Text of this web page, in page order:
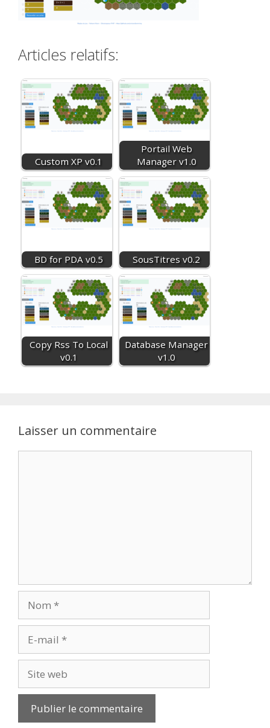
Articles relatifs:
Custom XP v0.1
Portail Web
Manager v1.0
BD for PDA v0.5 SousTitres v0.2
Copy Rss To Local
v0.1
Database Manager
v1.0
Laisser un commentaire
mail
web